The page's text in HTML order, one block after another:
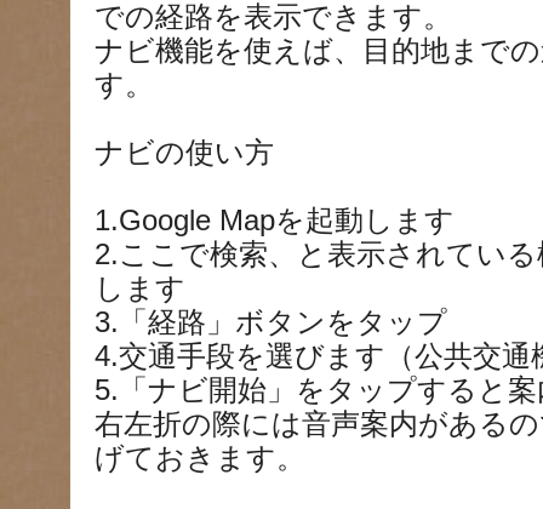
での経路を表示できます。
ナビ機能を使えば、目的地まで
す。
ナビの使い方
1.Google Mapを起動します
2.ここで検索、と表示されてい
します
3.「経路」ボタンをタップ
4.交通手段を選びます（公共交通
5.「ナビ開始」をタップすると
右左折の際には音声案内がある
げておきます。